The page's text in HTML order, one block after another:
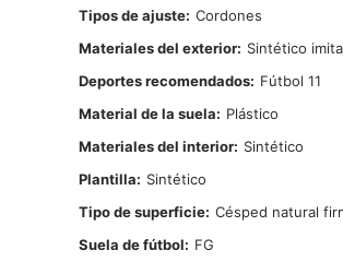
Tipos de ajuste Cordones
Materiales del exterior
Sintético
Deportes recomendados
Fútbol 11
Material de la suela
Plástico
Materiales del interior
Sintético
Plantilla
Sintético
Tipo de superficie Césped natural
Suela de fútbol
FG